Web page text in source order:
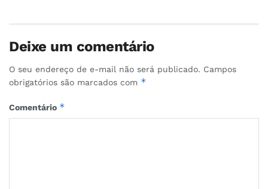
Deixe um comentário
O seu endereço de e-mail não será publicado. Campos
obrigatórios são marcados com *
Comentário *